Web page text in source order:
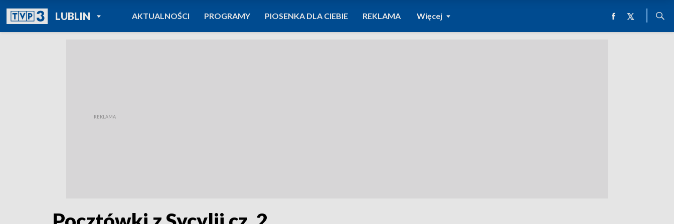
LUBLINPOWRÓT DO
TVP REGIONY
AKTUALNOŚCI PROGRAMY PIOSENKA DLA CIEBIE REKLAMA Więcej